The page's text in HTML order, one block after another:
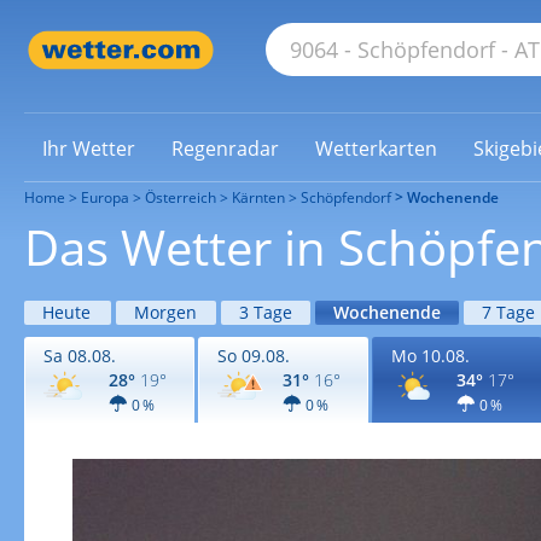
Ihr Wetter Regenradar Wetterkarten
Home Europa Österreich Kärnten Schöpfendorf Wochenende
Das Wetter in
Heute Morgen 3 Tage Wochenende
7 Tage
Sa 08.08.
28° 19°
0 %
So 09.08.
31° 16°
0 %
Mo 10.08.
34° 17°
0 %